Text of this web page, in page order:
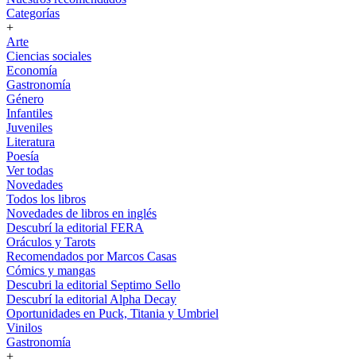
Categorías
+
Arte
Ciencias sociales
Economía
Gastronomía
Género
Infantiles
Juveniles
Literatura
Poesía
Ver todas
Novedades
Todos los libros
Novedades de libros en inglés
Descubrí la editorial FERA
Oráculos y Tarots
Recomendados por Marcos Casas
Cómics y mangas
Descubri la editorial Septimo Sello
Descubrí la editorial Alpha Decay
Oportunidades en Puck, Titania y Umbriel
Vinilos
Gastronomía
+